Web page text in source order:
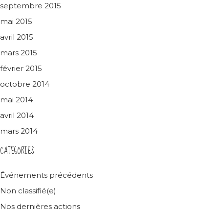
septembre 2015
mai 2015
avril 2015
mars 2015
février 2015
octobre 2014
mai 2014
avril 2014
mars 2014
CATEGORIES
Événements précédents
Non classifié(e)
Nos dernières actions